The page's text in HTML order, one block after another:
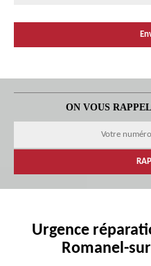
ON VOUS
Urgence
Romanel-